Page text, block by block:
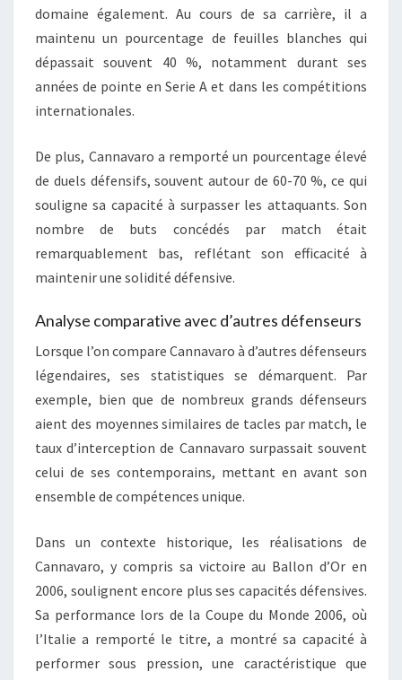
domaine également. Au cours de sa carrière, il a
maintenu un pourcentage de feuilles blanches qui
dépassait souvent 40 %, notamment durant ses
années de pointe en Serie A et dans les compétitions
internationales.
De plus, Cannavaro a remporté un pourcentage élevé
de duels défensifs, souvent autour de 60-70 %, ce qui
souligne sa capacité à surpasser les attaquants. Son
nombre de buts concédés par match était
remarquablement bas, reflétant son efficacité à
maintenir une solidité défensive.
Analyse comparative avec d’autres défenseurs
Lorsque l’on compare Cannavaro à d’autres défenseurs
légendaires, ses statistiques se démarquent. Par
exemple, bien que de nombreux grands défenseurs
aient des moyennes similaires de tacles par match, le
taux d’interception de Cannavaro surpassait souvent
celui de ses contemporains, mettant en avant son
ensemble de compétences unique.
Dans un contexte historique, les réalisations de
Cannavaro, y compris sa victoire au Ballon d’Or en
2006, soulignent encore plus ses capacités défensives.
Sa performance lors de la Coupe du Monde 2006, où
l’Italie a remporté le titre, a montré sa capacité à
performer sous pression, une caractéristique que